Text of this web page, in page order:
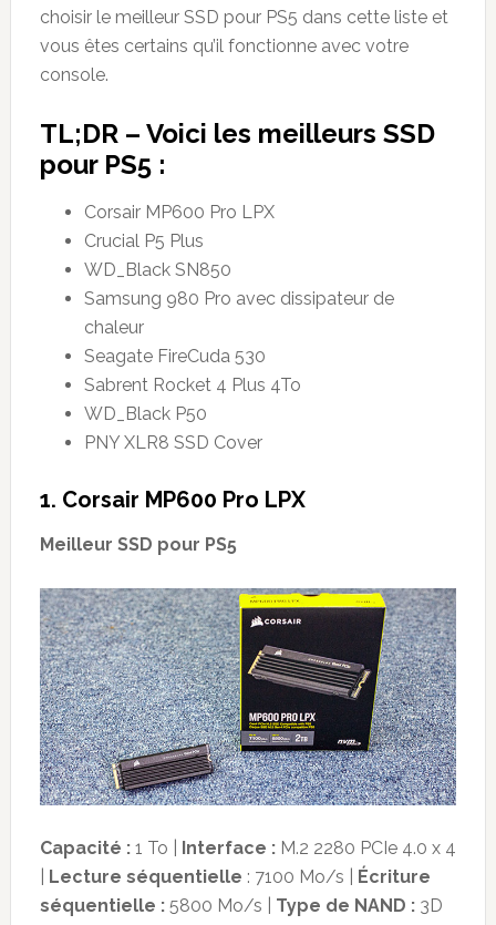
choisir le meilleur SSD pour PS5 dans cette liste et
vous êtes certains qu’il fonctionne avec votre
console.
TL;DR – Voici les meilleurs SSD
pour PS5 :
Corsair MP600 Pro LPX
Crucial P5 Plus
WD_Black SN850
Samsung 980 Pro avec dissipateur de
chaleur
Seagate FireCuda 530
Sabrent Rocket 4 Plus 4To
WD_Black P50
PNY XLR8 SSD Cover
1. Corsair MP600 Pro LPX
Meilleur SSD pour PS5
Capacité :1 To | Interface :M.2 2280 PCIe 4.0 x 4
Lecture séquentielle : 7100 Mo/s |
Écriture
séquentielle :5800 Mo/s | Type de NAND :3D